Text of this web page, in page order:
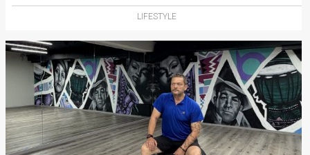
LIFESTYLE